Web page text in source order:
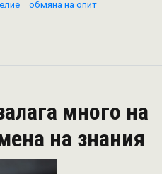
обмяна на опит
много на
на знания